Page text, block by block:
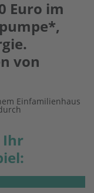
Euro im
von
Einfamilienhaus
Ihr